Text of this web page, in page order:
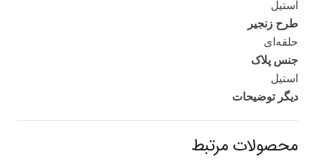
استیل
طرح زنجیر
حلقه‌ای
جنس پلاک
استیل
دیگر توضیحات
محصولات مرتبط